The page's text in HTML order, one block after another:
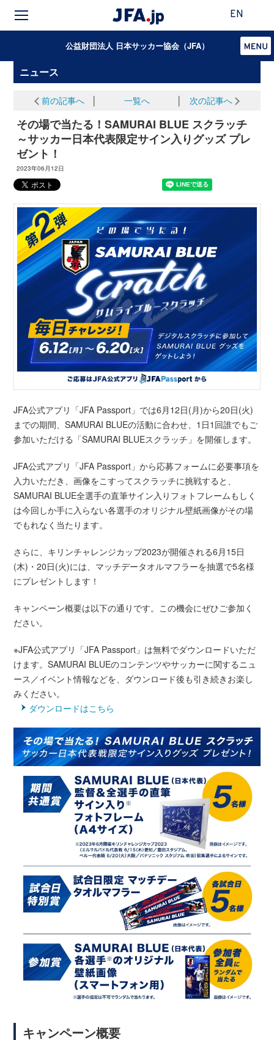
EN
公益財団法人 日本サッカー協会（JFA）
ニュース
前の記事へ 一覧へ 次の記事へ
その場で当たる！SAMURAI BLUE スクラッチ
～サッカー日本代表限定サイン入りグッズ プレ
ゼント！
2023年06月12日
JFA公式アプリ「JFA Passport」では6月12日(月)から20日(火)
までの期間、SAMURAI BLUEの活動に合わせ、1日1回誰でもご
参加いただける「SAMURAI BLUEスクラッチ」を開催します。
JFA公式アプリ「JFA Passport」から応募フォームに必要事項を
入力いただき、画像をこすってスクラッチに挑戦すると、
SAMURAI BLUE全選手の直筆サイン入りフォトフレームもしく
は今回しか手に入らない各選手のオリジナル壁紙画像がその場
でもれなく当たります。
さらに、キリンチャレンジカップ2023が開催される6月15日
(木)・20日(火)には、マッチデータオルマフラーを抽選で5名様
にプレゼントします！
キャンペーン概要は以下の通りです。この機会にぜひご参加く
ださい。
※JFA公式アプリ「JFA Passport」は無料でダウンロードいただ
けます。SAMURAI BLUEのコンテンツやサッカーに関するニュ
ース／イベント情報などを、ダウンロード後も引き続きお楽し
みください。
ダウンロードはこちら
キャンペーン概要